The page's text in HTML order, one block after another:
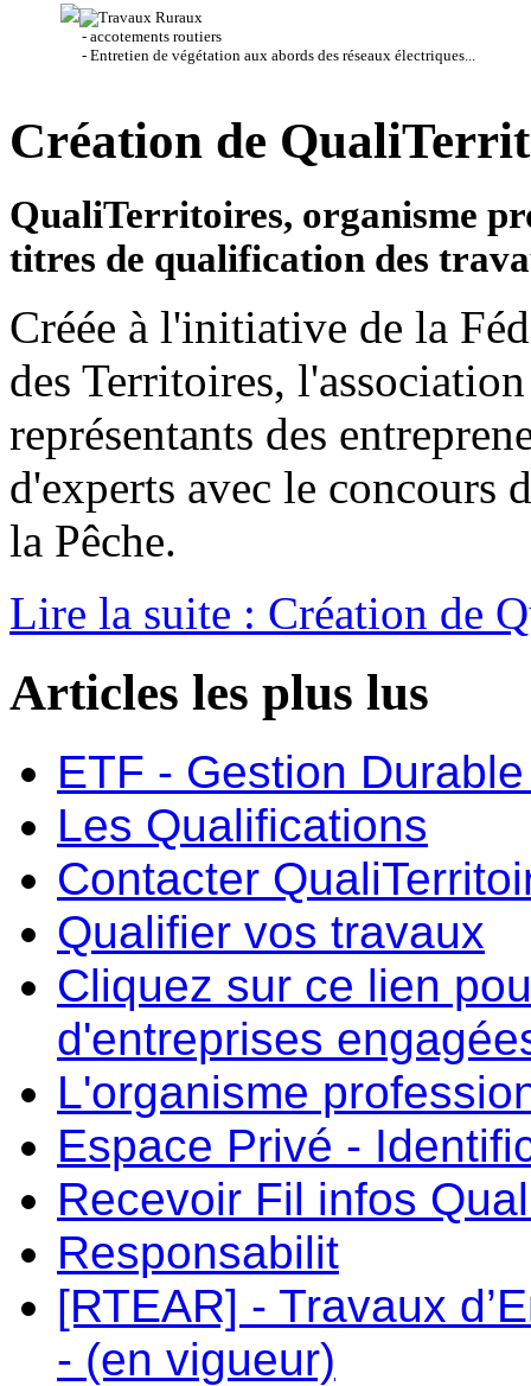
- accotements routiers
- Entretien de végétation aux abords des réseaux électriques...
Création de
QualiTerritoires, organisme
titres de qualification des
Créée à l'initiative de la
des Territoires,
représentants des
d'experts avec le
la Pêche.
Lire la suite : Création de
Articles les plus lus
ETF - Gestion
Les Qualifications
Contacter
Qualifier vos travaux
Cliquez sur ce lien
d'entreprises
L'organisme
Espace Privé -
Recevoir Fil infos
Responsabilit
[RTEAR] - Travaux
- (en vigueur)